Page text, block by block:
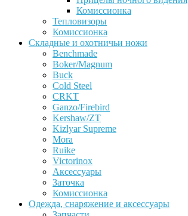
Комиссионка
Тепловизоры
Комиссионка
Складные и охотничьи ножи
Benchmade
Boker/Magnum
Buck
Cold Steel
CRKT
Ganzo/Firebird
Kershaw/ZT
Kizlyar Supreme
Mora
Ruike
Victorinox
Аксессуары
Заточка
Комиссионка
Одежда, снаряжение и аксессуары